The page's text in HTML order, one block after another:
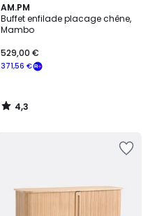
AM.PM
Buffet enfilade placage chêne,
Mambo
371,56 €
529,00 €
4,3
/ 5
4,3
/